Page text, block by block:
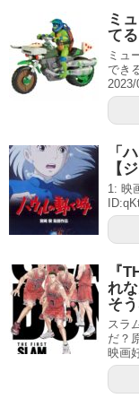
ミ
て
ミュ
でき
2023/
「
【
1: 映
『
れ
そ
スラ
だ？
映画